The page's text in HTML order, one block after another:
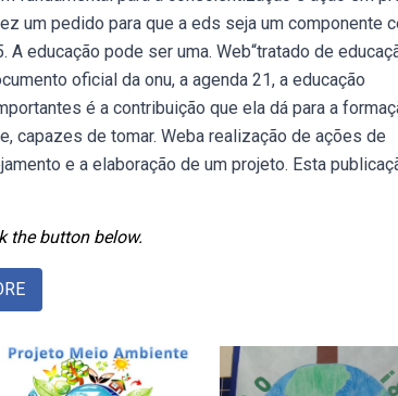
um pedido para que a eds seja um componente
educação pode ser uma. Web“tratado de
oficial da onu, a agenda 21, a educação
é a contribuição que ela dá para a
capazes de tomar. Weba realização de ações de
e a elaboração de um projeto. Esta
the button below.